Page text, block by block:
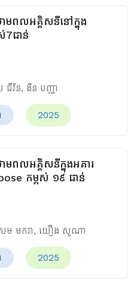
ាមពលអគ្គិសនីនៅក្នុង
7ជាន់
ជីវ័ន, ងិន បញ្ញា
2025
ាមពលអគ្គិសនីក្នុងអគារ
កម្ពស់ ១៩ ជាន់
ម មករា, យឿង សូណា
2025